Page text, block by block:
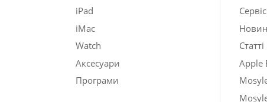
iPad
iMac
Watch
Аксесуари
Програми
Сервіс
Статті
Apple